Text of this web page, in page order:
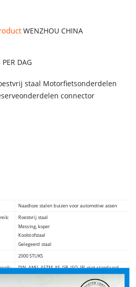
WENZHOU CHINA
DAG
staal Motorfietsonderdelen
connector
Naadloze stalen buizen voor automotive assen
Roestvrij staal
Messing, koper
Koolstofstaal
Gelegeerd staal
2000 STUKS
DIN, ANSI, ASTM, JIS, GB, ISO, IFI, niet-standaard
geel Gegalvaniseerd, zwart oxide. dacromet enz